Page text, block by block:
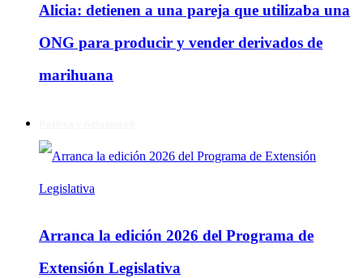
Alicia: detienen a una pareja que utilizaba una
ONG para producir y vender derivados de
marihuana
Arranca la edición 2026 del Programa de
Extensión Legislativa